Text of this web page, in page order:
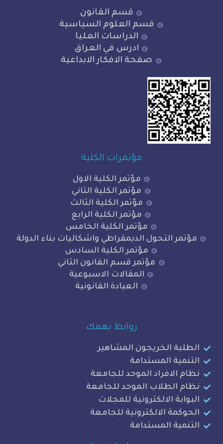
قسم القانون
قسم العلوم السياسية
الدراسات العليا
ادرس في العراق
صفحة الافكار الابداعية
مؤتمرات الكلية
مؤتمر الكلية الاول
مؤتمر الكلية الثاني
مؤتمر الكلية الثالث
مؤتمر الكلية الرابع
مؤتمر الكلية الخامس
التحول الديمقراطي واشكاليات بناء الدولة
مؤتمر الكلية السادس
مؤتمر قسم القانون الثاني
المقالات الاسبوعية
العيادة القانونية
روابط تهمك
الخريجون المشاهير
المستدامة
الموحد للجامعة
الموحد للجامعة
الالكترونية للمجلات
الالكترونية للجامعة
المستدامة